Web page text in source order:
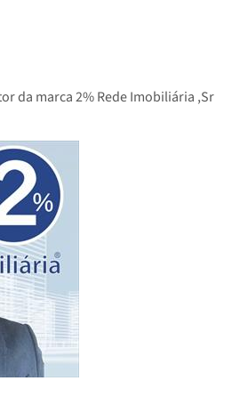
da marca 2% Rede Imobiliária ,Sr